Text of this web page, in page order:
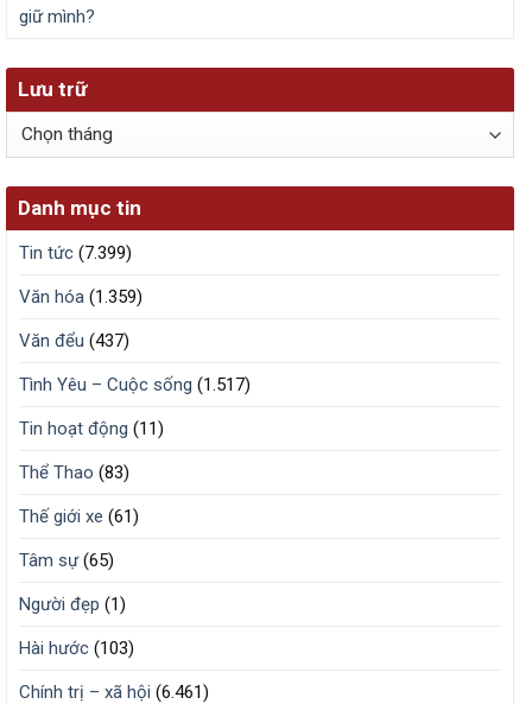
giữ mình?
Lưu trữ
Lưu
Danh mục tin
Tin tức (7.399)
Văn hóa (1.359)
Văn đểu (437)
Tình Yêu – Cuộc sống (1.517)
Tin hoạt động (11)
Thể Thao (83)
Thế giới xe (61)
Tâm sự(65)
Người đẹp (1)
Hài hước (103)
Chính trị – xã hội (6.461)